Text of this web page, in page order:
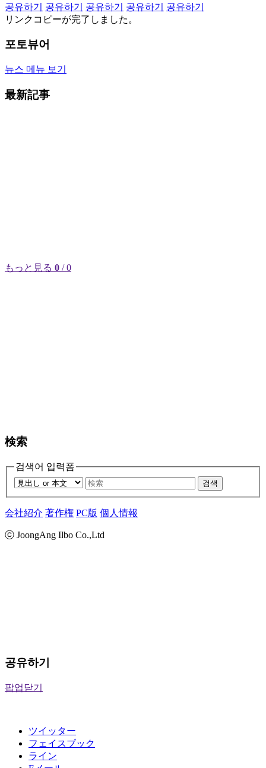
공유하기
공유하기 공유하기 공유하기
공유하기
リンクコピーが完了しました。
포토뷰어
뉴스 메뉴 보기
最新記事
もっと見る 0 / 0
検索
검색어 입력폼
검색
会社紹介 著作権 PC版 個人情報
ⓒ JoongAng Ilbo Co.,Ltd
공유하기
팝업닫기
ツイッター
フェイスブック
ライン